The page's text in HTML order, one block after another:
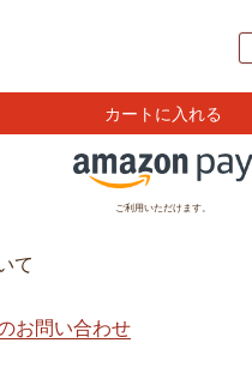
カートに入れる
ご利用いただけます。
て
お問い合わせ